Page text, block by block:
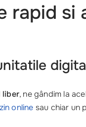
rapid si
liber, ne gândim la
online sau chiar un